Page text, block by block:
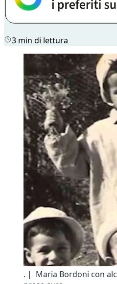
3 min di lettura
. | Maria Bordoni con